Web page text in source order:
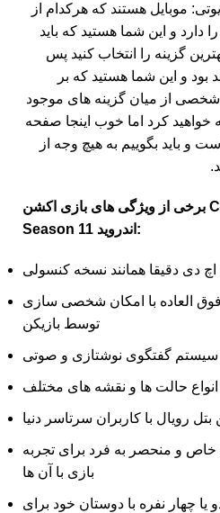
موبایل هستند که هرکدام از
دارد و این شما هستید که باید
گزینه را انتخاب کنید پس
بود و این شما هستید که بر
از میان گزینه های موجود
خواهید کرد اما خوب اینجا صفحه
بازی Call of Duty Mobile است و باید بگوییم به هیچ وجه از
برخی از ویژگی های بازی اکشن Call of Duty Mobile
Season 11 اندروید:
اچ دی دقیقا همانند نسخه کنسولی
العاده با امکان شخصی سازی
توسط بازیکن
سیستم گفتگوی نوشتازی و صوتی
حالت ها و نقشه های مختلف
رویال با کاربران سرتاسر دنیا
و منحصر به فرد برای تجربه
بازی با آن ها
یا چهار نفره با دوستان خود برای